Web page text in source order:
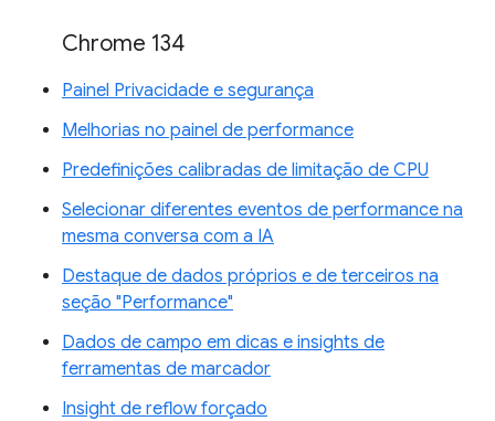
Chrome 134
Painel Privacidade e segurança
Melhorias no painel de performance
Predefinições calibradas de limitação de CPU
Selecionar diferentes eventos de performance na
mesma conversa com a IA
Destaque de dados próprios e de terceiros na
seção "Performance"
Dados de campo em dicas e insights de
ferramentas de marcador
Insight de reflow forçado